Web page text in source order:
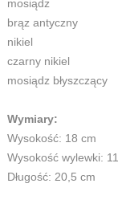
mosiądz
brąz antyczny
nikiel
czarny nikiel
mosiądz błyszczący
Wymiary:
Wysokość: 18 cm
Wysokość wylewki:
Długość: 20,5 cm